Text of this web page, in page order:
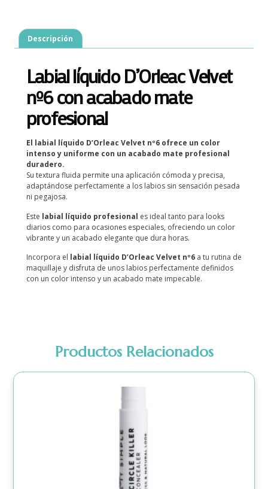
Descripción
Labial líquido D’Orleac Velvet
nº6 con acabado mate
profesional
El labial líquido D’Orleac Velvet nº6 ofrece un color
intenso y uniforme con un acabado mate profesional
duradero.
Su textura fluida permite una aplicación cómoda y precisa,
adaptándose perfectamente a los labios sin sensación pesada
ni pegajosa.
Este labial líquido profesional es ideal tanto para looks
diarios como para ocasiones especiales, ofreciendo un color
vibrante y un acabado elegante que dura horas.
Incorpora el labial líquido D’Orleac Velvet nº6 a tu rutina de
maquillaje y disfruta de unos labios perfectamente definidos
con un color intenso y un acabado mate impecable.
Productos Relacionados